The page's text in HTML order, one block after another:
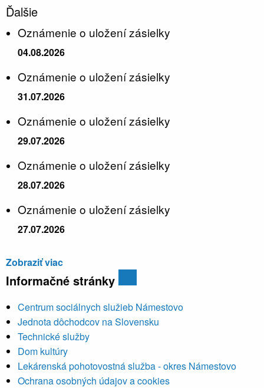
Ďalšie
Oznámenie o uložení zásielky
04.08.2026
Oznámenie o uložení zásielky
31.07.2026
Oznámenie o uložení zásielky
29.07.2026
Oznámenie o uložení zásielky
28.07.2026
Oznámenie o uložení zásielky
27.07.2026
Zobraziť viac
Informačné stránky
Centrum sociálnych služieb Námestovo
Jednota dôchodcov na Slovensku
Technické služby
Dom kultúry
Lekárenská pohotovostná služba - okres Námestovo
Ochrana osobných údajov a cookies